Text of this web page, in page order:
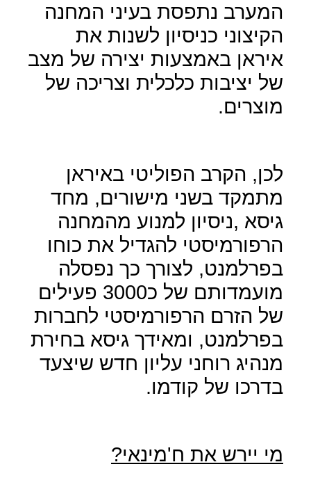
המערב נתפסת בעיני המחנה
הקיצוני כניסיון לשנות את
איראן באמצעות יצירה של מצב
של יציבות כלכלית וצריכה של
מוצרים.
לכן, הקרב הפוליטי באיראן
מתמקד בשני מישורים, מחד
גיסא ,ניסיון למנוע מהמחנה
הרפורמיסטי להגדיל את כוחו
בפרלמנט, לצורך כך נפסלה
מועמדותם של כ3000 פעילים
של הזרם הרפורמיסטי לחברות
בפרלמנט, ומאידך גיסא בחירת
מנהיג רוחני עליון חדש שיצעד
בדרכו של קודמו.
מי יירש את ח'מינאי?